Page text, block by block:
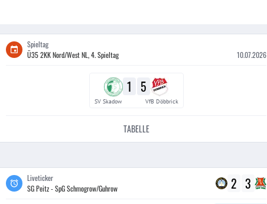
Spieltag
Ü35 2KK Nord/West NL, 4. Spieltag
10.07.2026
1 5
SV Skadow VfB Döbbrick
TABELLE
Liveticker
SG Peitz - SpG Schmogrow/Guhrow
2 3